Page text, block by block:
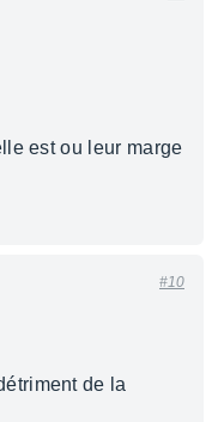
est ou leur marge
#10
de la